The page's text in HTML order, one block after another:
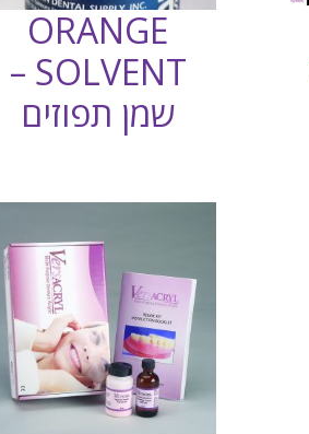
ORANGE
SOLVENT –
שמן תפוזים